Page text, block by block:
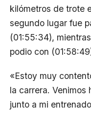
kilómetros de trote
segundo lugar fue
(01:55:34),
podio con
«Estoy muy
la carrera. Venimos
junto a mi